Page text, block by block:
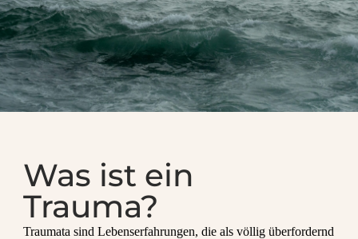
Was ist ein
Trauma?
Traumata sind Lebenserfahrungen, die als völlig überfordernd